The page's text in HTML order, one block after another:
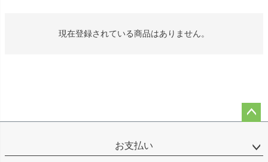
現在登録されている商品はありません。
ップ
お支払い